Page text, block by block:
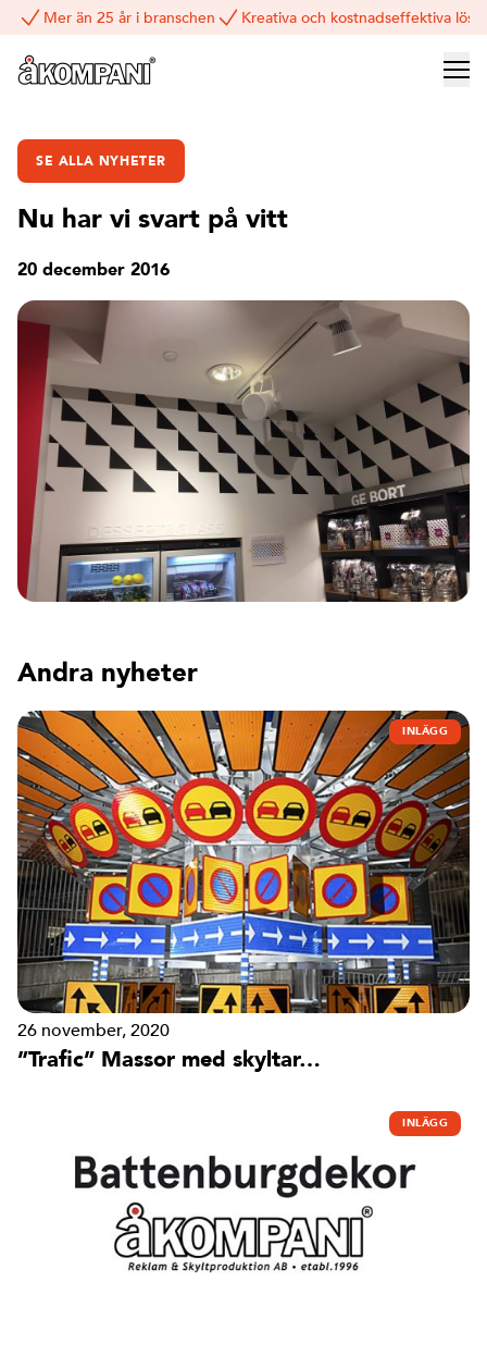
Mer än 25 år i branschen Kreativa och kostnadseffektiva
SE ALLA NYHETER
Nu har vi svart på vitt
20 december 2016
Andra nyheter
INLÄGG
26 november, 2020
”Trafic” Massor med skyltar…
INLÄGG